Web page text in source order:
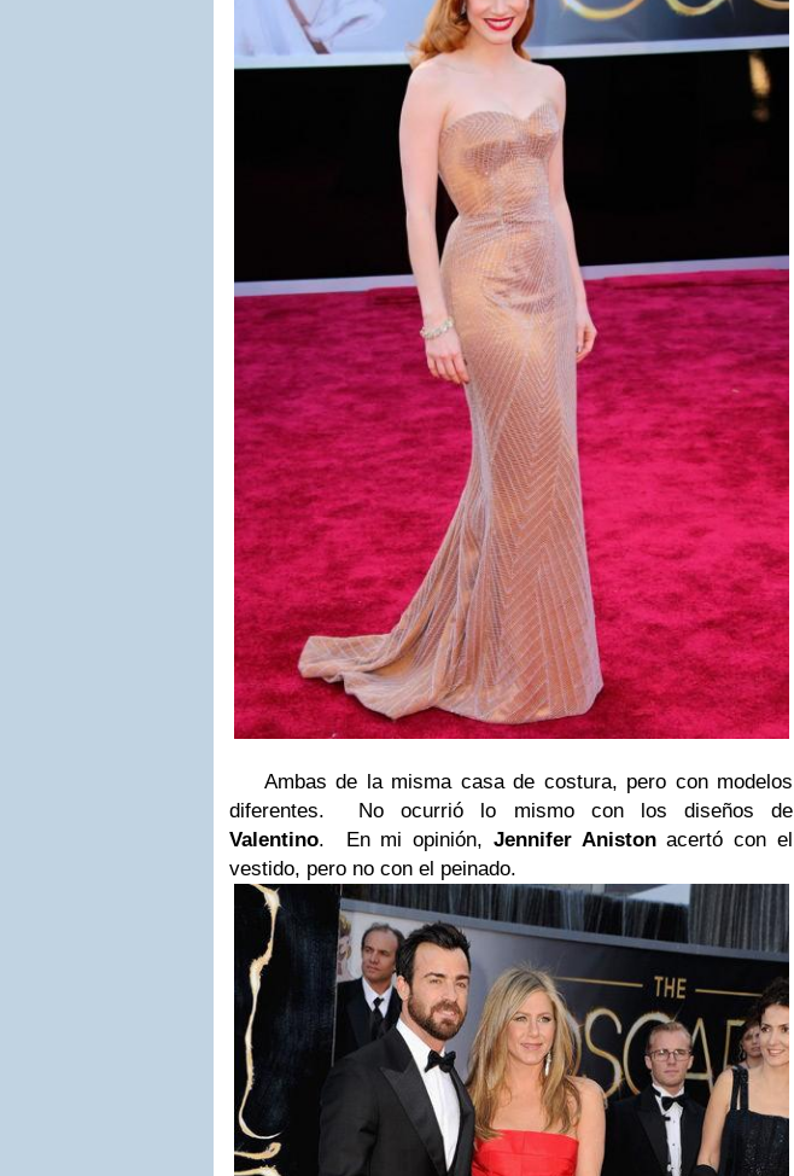
Ambas de la misma casa de costura, pero con modelos
diferentes. No ocurrió lo mismo con los diseños de
Valentino. En mi opinión, Jennifer Anistonacertó con el
vestido, pero no con el peinado.